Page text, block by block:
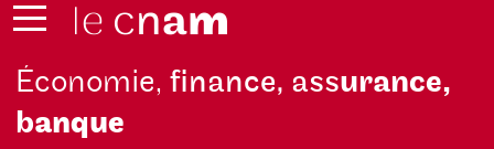
Économie,finance, assurance,
banque